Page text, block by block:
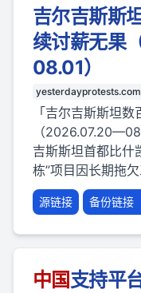
吉尔吉斯斯
续讨薪无果
08.01）
yesterdayprotests.com
「吉尔吉斯斯坦数
（
吉斯斯坦首都比什
栋”项目因长期拖
源链接 备份链接
中国支持平